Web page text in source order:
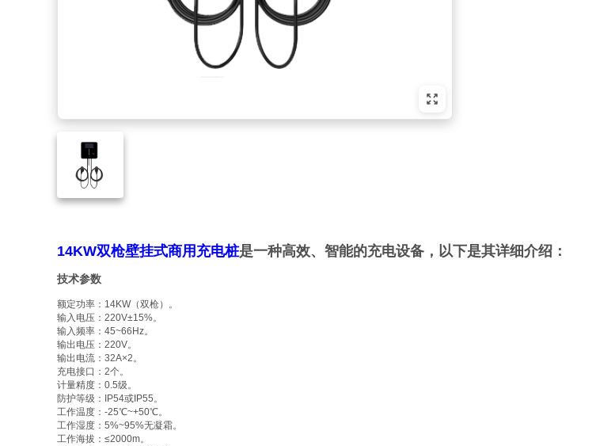
14KW双枪壁挂式商用充电桩是一种高效、智能的充电设备，以下是其详细介绍：
技术参数
额定功率：14KW（双枪）。
输入电压：220V±15%。
输入频率：45~66Hz。
输出电压：220V。
输出电流：32A×2。
充电接口：2个。
计量精度：0.5级。
防护等级：IP54或IP55。
工作温度：-25℃~+50℃。
工作湿度：5%~95%无凝霜。
工作海拔：≤2000m。